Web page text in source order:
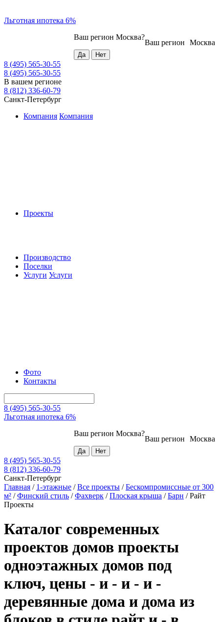
Льготная ипотека 6%
Москва
Ваш регион
Ваш регион Москва?
8 (495) 565-30-55
8 (495) 565-30-55
В вашем регионе
8 (812) 336-60-79
Санкт-Петербург
Компания Компания
Проекты
Производство
Поселки
Услуги Услуги
Фото
Контакты
8 (495) 565-30-55
Льготная ипотека 6%
Москва
Ваш регион
Ваш регион Москва?
8 (495) 565-30-55
8 (812) 336-60-79
Санкт-Петербург
Главная / 1-этажные /Все проекты /Бескомпромиссные от 300
м² /Финский стиль /Фахверк /Плоская крыша /Барн /Райт
Проекты
Каталог современных
проектов домов проекты
одноэтажных домов под
ключ, цены - и - и - и -
деревянные дома и дома из